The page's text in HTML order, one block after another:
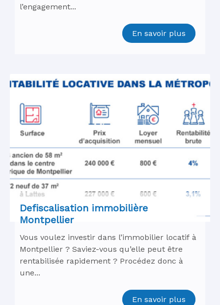
l’engagement...
En savoir plus
Defiscalisation immobilière
Montpellier
Vous voulez investir dans l’immobilier locatif à
Montpellier ? Saviez-vous qu’elle peut être
rentabilisée rapidement ? Procédez donc à
une...
En savoir plus